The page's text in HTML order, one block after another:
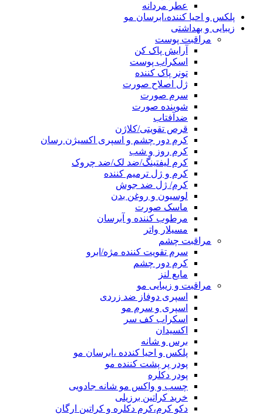
عطر مردانه
پلکس و احیا کننده،ابرسان مو
زیبایی و بهداشتی
مراقبت پوست
آرایش پاک کن
اسکراب پوست
تونر پاک کننده
ژل اصلاح صورت
سرم صورت
شوینده صورت
ضدآفتاب
قرص تقویتی/کلاژن
کرم دور چشم و اسپری اکسیژن رسان
کرم روز و شب
کرم لیفتینگ/ضد لک/ضد چروک
کرم و ژل ترمیم کننده
کرم/ ژل ضد جوش
لوسیون و روغن بدن
ماسک صورت
مرطوب کننده و آبرسان
مسیلار واتر
مراقبت چشم
سرم تقویت کننده مژه/ابرو
کرم دور چشم
مایع لنز
مراقبت و زیبایی مو
اسپری دوفاز ضد زردی
اسپری و سرم مو
اسکراب کف سر
اکسیدان
برس و شانه
پلکس و احیا کندده ،ابرسان مو
پودر پر پشت کننده مو
پودر دکلره
چسب و واکس مو شانه جادویی
خرید کراتین برزیلی
دکو کرم،کرم دکلره و کراتین ارگان